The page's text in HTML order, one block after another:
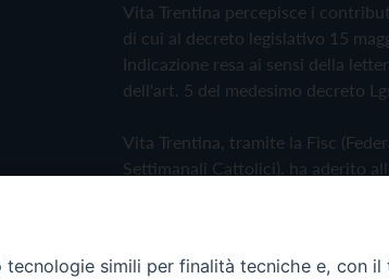
Vita Trentina percepisce i
di cui al decreto legislativo 15
Indicazione resa ai sensi della
dell'art. 5 del medesimo decreto
Vita Trentina, tramite la Fisc
Settimanali Cattolici), ha aderito
Privacy Policy Cookie Policy
simili per finalità tecniche e, con